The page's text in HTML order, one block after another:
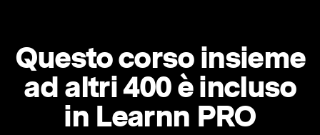
Questo corso insieme
ad altri 400 è incluso
in Learnn PRO